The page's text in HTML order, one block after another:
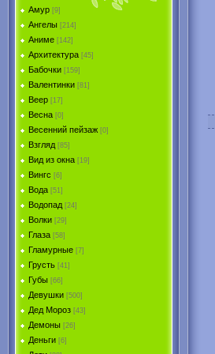
Амур [9]
Ангелы [214]
Аниме [142]
Архитектура [45]
Бабочки [159]
Валентинки [81]
Веер [17]
Весна [0]
Весенний пейзаж [0]
Взгляд [85]
Вид из окна [19]
Вингс [6]
Вода [51]
Водопад [24]
Волки [29]
Глаза [58]
Гламурные [7]
Грусть [41]
Губы [66]
Девушки [500]
Дед Мороз [43]
Демоны [26]
Деньги [6]